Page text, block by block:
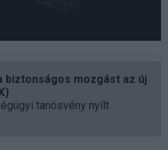
mozgást az új
tanösvény nyílt